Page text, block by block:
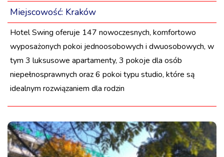
Miejscowość: Kraków
Hotel Swing oferuje 147 nowoczesnych, komfortowo
wyposażonych pokoi jednoosobowych i dwuosobowych, w
tym 3 luksusowe apartamenty, 3 pokoje dla osób
niepełnosprawnych oraz 6 pokoi typu studio, które są
idealnym rozwiązaniem dla rodzin